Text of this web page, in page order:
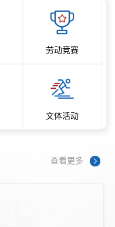
劳动竞赛
文体活动
查看更多
中南大学举办庆祝中国共产党成立105周年教职工红歌赛